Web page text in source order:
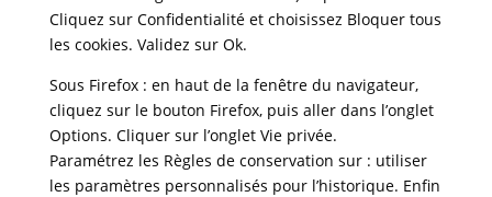
Cliquez sur Confidentialité et choisissez Bloquer tous
les cookies. Validez sur Ok.
Sous Firefox : en haut de la fenêtre du navigateur,
cliquez sur le bouton Firefox, puis aller dans l’onglet
Options. Cliquer sur l’onglet Vie privée.
Paramétrez les Règles de conservation sur : utiliser
les paramètres personnalisés pour l’historique. Enfin